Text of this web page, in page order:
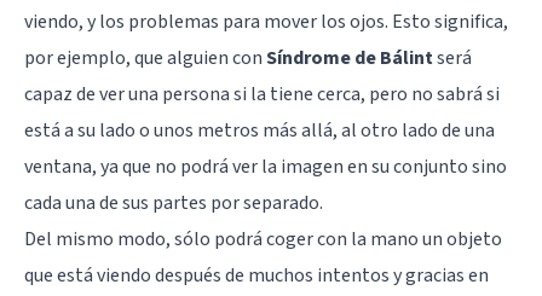
viendo, y los problemas para mover los ojos. Esto significa,
por ejemplo, que alguien conSíndrome de Bálintserá
capaz de ver una persona si la tiene cerca, pero no sabrá si
está a su lado o unos metros más allá, al otro lado de una
ventana, ya que no podrá ver la imagen en su conjunto sino
cada una de sus partes por separado.
Del mismo modo, sólo podrá coger con la mano un objeto
que está viendo después de muchos intentos y gracias en